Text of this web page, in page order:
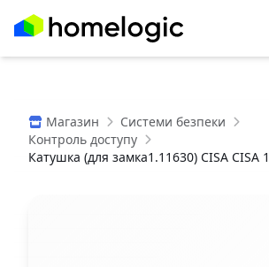
Магазин
Системи безпеки
Контроль доступу
Катушка (для замка1.11630) CISA CISA